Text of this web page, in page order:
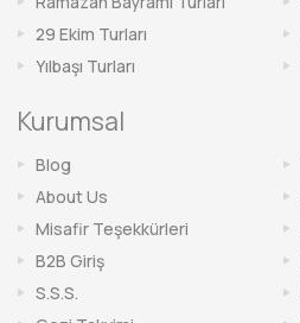
29 Ekim Turları
Yılbaşı Turları
Kurumsal
Blog
About Us
Misafir Teşekkürleri
B2B Giriş
S.S.S.